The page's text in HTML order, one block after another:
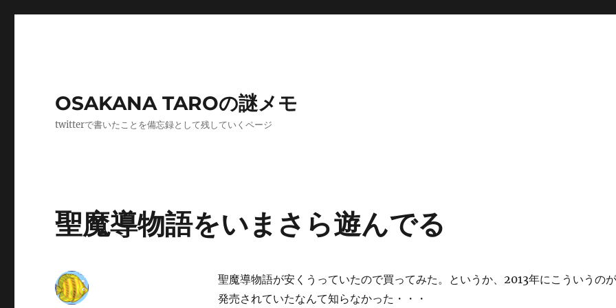
OSAKANA TAROの謎メモ
twitterで書いたことを備忘録として残していくページ
聖魔導物語をいまさら遊んでる
聖魔導物語が安くうっていたので買ってみた。というか、2013年にこういうのが
発売されていたなんて知らなかった・・・